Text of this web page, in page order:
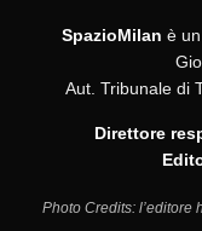
SpazioMilan è
Aut. Tribunale di
Direttore
Photo Credits: l’editore